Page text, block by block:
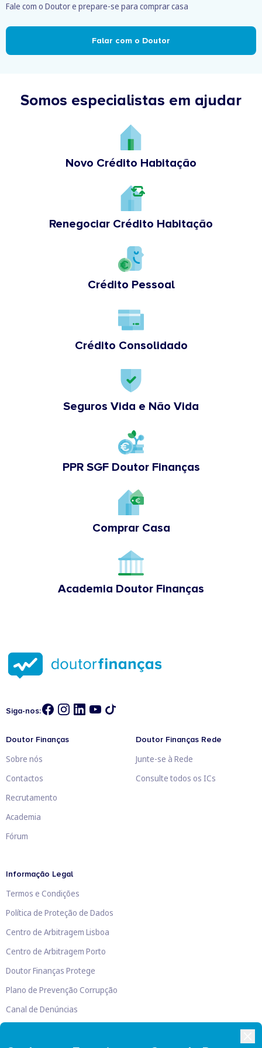
Fale com o Doutor e prepare-se para comprar casa
Falar com o Doutor
Somos especialistas em ajudar
Novo Crédito Habitação
Renegociar Crédito Habitação
Crédito Pessoal
Crédito Consolidado
Seguros Vida e Não Vida
PPR SGF Doutor Finanças
Comprar Casa
Academia Doutor Finanças
Siga-nos:
Doutor Finanças
Sobre nós
Contactos
Recrutamento
Academia
Fórum
Doutor Finanças Rede
Junte-se à Rede
Consulte todos os ICs
Informação Legal
Termos e Condições
Política de Proteção de Dados
Centro de Arbitragem Lisboa
Centro de Arbitragem Porto
Doutor Finanças Protege
Plano de Prevenção Corrupção
Canal de Denúncias